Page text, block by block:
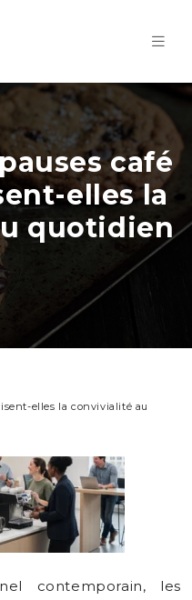
café
elles la
quotidien
elles la convivialité au
contemporain, les